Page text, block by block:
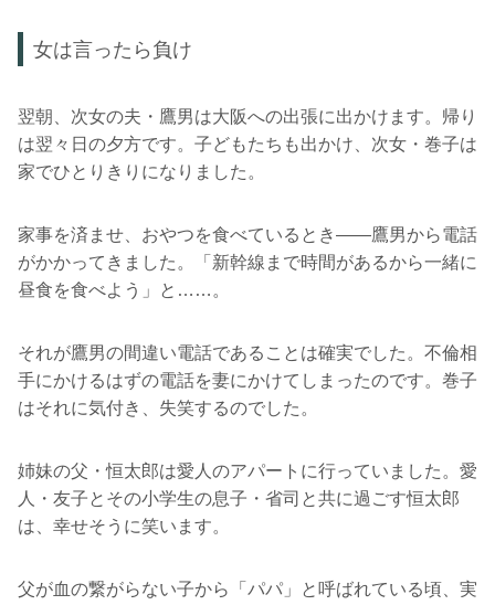
女は言ったら負け
翌朝、次女の夫・鷹男は大阪への出張に出かけます。帰り
は翌々日の夕方です。子どもたちも出かけ、次女・巻子は
家でひとりきりになりました。
家事を済ませ、おやつを食べているとき――鷹男から電話
がかかってきました。「新幹線まで時間があるから一緒に
昼食を食べよう」と……。
それが鷹男の間違い電話であることは確実でした。不倫相
手にかけるはずの電話を妻にかけてしまったのです。巻子
はそれに気付き、失笑するのでした。
姉妹の父・恒太郎は愛人のアパートに行っていました。愛
人・友子とその小学生の息子・省司と共に過ごす恒太郎
は、幸せそうに笑います。
父が血の繋がらない子から「パパ」と呼ばれている頃、実